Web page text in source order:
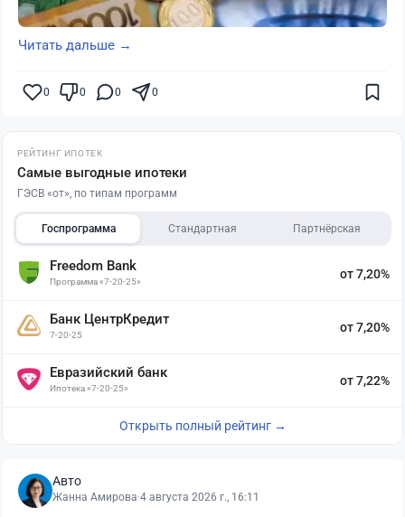
Читать дальше →
0 0 0 0
РЕЙТИНГ ИПОТЕК
Самые выгодные ипотеки
ГЭСВ «от», по типам программ
Госпрограмма Стандартная Партнёрская
Freedom Bank
Программа «7-20-25»
от 7,20%
Банк ЦентрКредит
7-20-25
от 7,20%
Евразийский банк
Ипотека «7-20-25»
от 7,22%
Открыть полный рейтинг →
Авто
Жанна Амирова·4 августа 2026 г., 16:11